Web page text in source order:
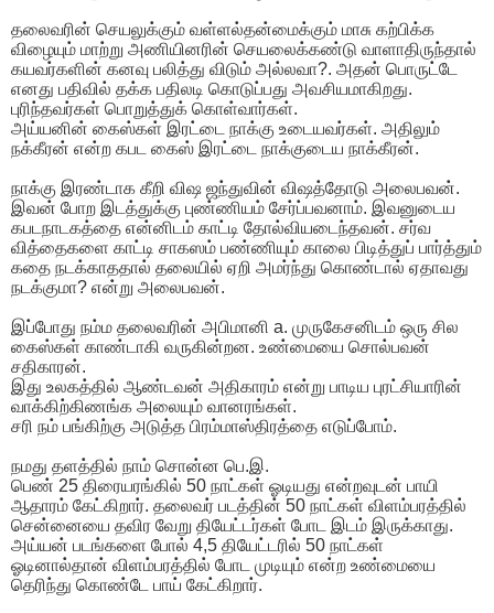
தலைவரின் செயலுக்கும் வள்ளல்தன்மைக்கும் மாசு கற்பிக்க
விழையும் மாற்று அணியினரின் செயலைக்கண்டு வாளாதிருந்தால்
கயவர்களின் கனவு பலித்து விடும் அல்லவா?. அதன் பொருட்டே
எனது பதிவில் தக்க பதிலடி கொடுப்பது அவசியமாகிறது.
புரிந்தவர்கள் பொறுத்துக் கொள்வார்கள்.
அய்யனின் கைஸ்கள் இரட்டை நாக்கு உடையவர்கள். அதிலும்
நக்கீரன் என்ற கபட கைஸ் இரட்டை நாக்குடைய நாக்கீரன்.
நாக்கு இரண்டாக கீறி விஷ ஜந்துவின் விஷத்தோடு அலைபவன்.
இவன் போற இடத்துக்கு புண்ணியம் சேர்ப்பவனாம். இவனுடைய
கபடநாடகத்தை என்னிடம் காட்டி தோல்வியடைந்தவன். சர்வ
வித்தைகளை காட்டி சாகஸம் பண்ணியும் காலை பிடித்துப் பார்த்தும்
கதை நடக்காததால் தலையில் ஏறி அமர்ந்து கொண்டால் ஏதாவது
நடக்குமா? என்று அலைபவன்.
இப்போது நம்ம தலைவரின் அபிமானி a. முருகேசனிடம் ஒரு சில
கைஸ்கள் காண்டாகி வருகின்றன. உண்மையை சொல்பவன்
சதிகாரன்.
இது உலகத்தில் ஆண்டவன் அதிகாரம் என்று பாடிய புரட்சியாரின்
வாக்கிற்கிணங்க அலையும் வானரங்கள்.
சரி நம் பங்கிற்கு அடுத்த பிரம்மாஸ்திரத்தை எடுப்போம்.
நமது தளத்தில் நாம் சொன்ன பெ.இ.
பெண் 25 திரையரங்கில் 50 நாட்கள் ஓடியது என்றவுடன் பாயி
ஆதாரம் கேட்கிறார். தலைவர் படத்தின் 50 நாட்கள் விளம்பரத்தில்
சென்னையை தவிர வேறு தியேட்டர்கள் போட இடம் இருக்காது.
அய்யன் படங்களை போல் 4,5 தியேட்டரில் 50 நாட்கள்
ஓடினால்தான் விளம்பரத்தில் போட முடியும் என்ற உண்மையை
தெரிந்து கொண்டே பாய் கேட்கிறார்.